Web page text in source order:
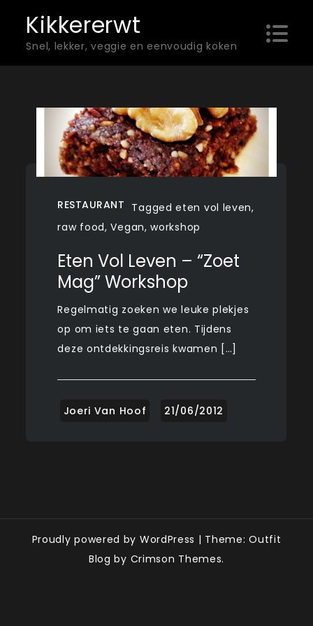
content
Kikkererwt
Snel, lekker, veggie en eenvoudig koken
RESTAURANT Taggedeten vol leven,
raw food,Vegan,workshop
Eten Vol Leven – “Zoet
Mag” Workshop
Regelmatig zoeken we leuke plekjes
op om iets te gaan eten. Tijdens
deze ontdekkingsreis kwamen […]
Proudly powered by WordPress | Theme: Outfit
Blog by Crimson Themes.